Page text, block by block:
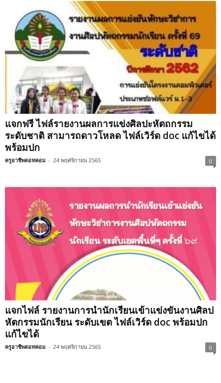
แจกฟรี ไฟล์รายงานผลการแข่งศิลปะหัตถกรรม
ระดับชาติ สามารถดาวโหลด ไฟล์เวิร์ด doc แก้ไขได้
พร้อมปก
ครูอาชีพดอทคอม - 24 พฤศจิกายน 2565 0
แจกไฟล์ รายงานการนำนักเรียนเข้าแข่งขันงานศิลป
หัตกรรมนักเรียน ระดับเขต ไฟล์เวิร์ด doc พร้อมปก
แก้ไขได้
ครูอาชีพดอทคอม - 24 พฤศจิกายน 2565 0